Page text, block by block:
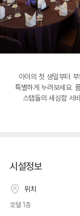
아이의 첫 생일부터
특별하게 누려보세요.
스탭들의 세심함 서
시설정보
위치
호텔 1층